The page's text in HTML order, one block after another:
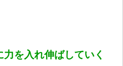
を入れ伸ばしていく